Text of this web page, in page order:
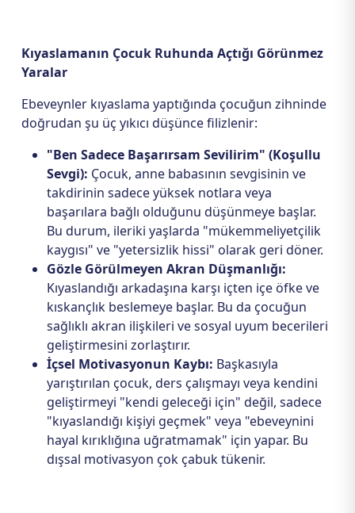
Kıyaslamanın Çocuk Ruhunda Açtığı Görünmez
Yaralar
Ebeveynler kıyaslama yaptığında çocuğun zihninde
doğrudan şu üç yıkıcı düşünce filizlenir:
"Ben Sadece Başarırsam Sevilirim" (Koşullu
Sevgi): Çocuk, anne babasının sevgisinin ve
takdirinin sadece yüksek notlara veya
başarılara bağlı olduğunu düşünmeye başlar.
Bu durum, ileriki yaşlarda "mükemmeliyetçilik
kaygısı" ve "yetersizlik hissi" olarak geri döner.
Gözle Görülmeyen Akran Düşmanlığı:
Kıyaslandığı arkadaşına karşı içten içe öfke ve
kıskançlık beslemeye başlar. Bu da çocuğun
sağlıklı akran ilişkileri ve sosyal uyum becerileri
geliştirmesini zorlaştırır.
İçsel Motivasyonun Kaybı: Başkasıyla
yarıştırılan çocuk, ders çalışmayı veya kendini
geliştirmeyi "kendi geleceği için" değil, sadece
"kıyaslandığı kişiyi geçmek" veya "ebeveynini
hayal kırıklığına uğratmamak" için yapar. Bu
dışsal motivasyon çok çabuk tükenir.